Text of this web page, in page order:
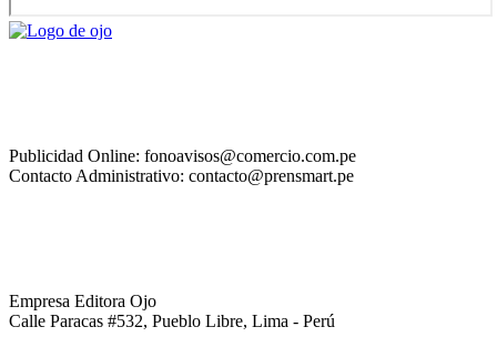
Publicidad Online: fonoavisos@comercio.com.pe
Contacto Administrativo: contacto@prensmart.pe
Empresa Editora Ojo
Calle Paracas #532, Pueblo Libre, Lima - Perú